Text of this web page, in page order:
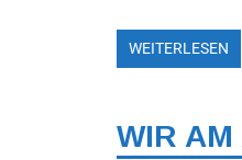
WEITERLESEN
WIR